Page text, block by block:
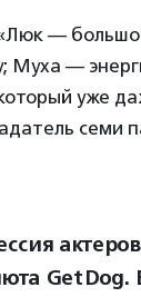
—
Муха —
уже
семи
GetDog.